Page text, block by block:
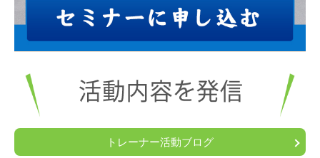
トレーナー活動ブログ